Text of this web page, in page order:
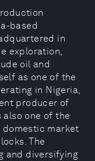
based
in
exploration,
oil and
as one of the
in Nigeria,
producer of
also one of the
domestic market
The
and diversifying